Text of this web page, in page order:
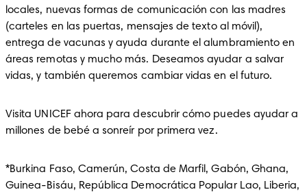
locales, nuevas formas de comunicación con las madres
(carteles en las puertas, mensajes de texto al móvil),
entrega de vacunas y ayuda durante el alumbramiento en
áreas remotas y mucho más. Deseamos ayudar a salvar
vidas, y también queremos cambiar vidas en el futuro.
Visita UNICEF ahora para descubrir cómo puedes ayudar a
millones de bebé a sonreír por primera vez.
*Burkina Faso, Camerún, Costa de Marfil, Gabón, Ghana,
Guinea-Bisáu, República Democrática Popular Lao, Liberia,